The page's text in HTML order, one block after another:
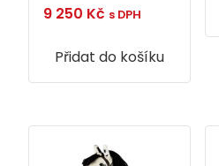
9 250 Kč s DPH
Přidat do košíku